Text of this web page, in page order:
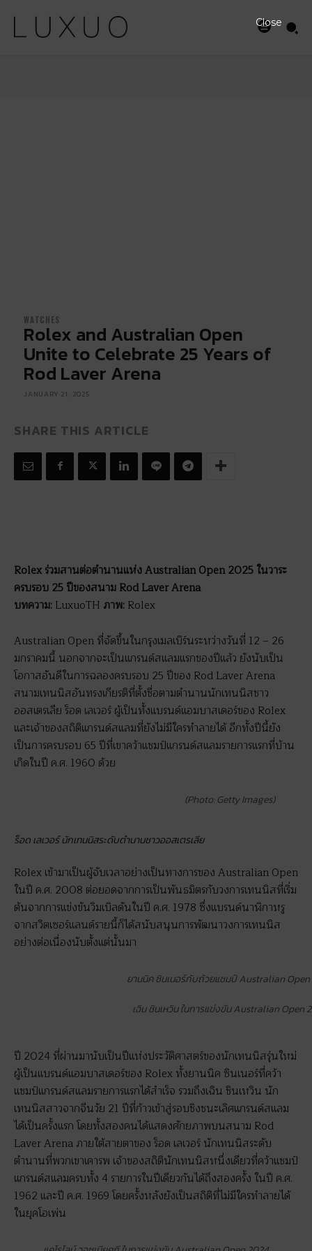
WATCHES
Rolex and Australian Open
Unite to Celebrate 25 Years of
Rod Laver Arena
JANUARY 21, 2025
SHARE THIS ARTICLE
Rolex ร่วมสานต่อตำนานแห่ง Australian Open 2025 ในวาระ
ครบรอบ 25 ปีของสนาม Rod Laver Arena
บทความ: LuxuoTH ภาพ: Rolex
Australian Open ที่จัดขึ้นในกรุงเมลเบิร์นระหว่างวันที่ 12 – 26
มกราคมนี้ นอกจากจะเป็นแกรนด์สแลมแรกของปีแล้ว ยังนับเป็น
โอกาสอันดีในการฉลองครบรอบ 25 ปีของ Rod Laver Arena
สนามเทนนิสอันทรงเกียรติที่ตั้งชื่อตามตำนานนักเทนนิสชาว
ออสเตรเลีย ร็อด เลเวอร์ ผู้เป็นทั้งแบรนด์แอมบาสเดอร์ของ Rolex
และเจ้าของสถิติแกรนด์สแลมที่ยังไม่มีใครทำลายได้ อีกทั้งปีนี้ยัง
เป็นการครบรอบ 65 ปีที่เขาคว้าแชมป์แกรนด์สแลมรายการแรกที่บ้าน
เกิดในปี ค.ศ. 1960 ด้วย
(Photo: Getty Images)
ร็อด เลเวอร์ นักเทนนิสระดับตำนานชาวออสเตรเลีย
Rolex เข้ามาเป็นผู้จับเวลาอย่างเป็นทางการของ Australian Open
ในปี ค.ศ. 2008 ต่อยอดจากการเป็นพันธมิตรกับวงการเทนนิสที่เริ่ม
ต้นจากการแข่งขันวิมเบิลดันในปี ค.ศ. 1978 ซึ่งแบรนด์นาฬิกาหรู
จากสวิตเซอร์แลนด์รายนี้ก็ได้สนับสนุนการพัฒนาวงการเทนนิส
อย่างต่อเนื่องนับตั้งแต่นั้นมา
ยานนิค ซินเนอร์กับถ้วยแชมป์ Australian Open
เฉิน ชินเหวิน ในการแข่งขัน Australian Open
ปี 2024 ที่ผ่านมานับเป็นปีแห่งประวัติศาสตร์ของนักเทนนิสรุ่นใหม่
ผู้เป็นแบรนด์แอมบาสเดอร์ของ Rolex ทั้งยานนิค ซินเนอร์ที่คว้า
แชมป์แกรนด์สแลมรายการแรกได้สำเร็จ รวมถึงเฉิน ชินเหวิน นัก
เทนนิสสาวจากจีนวัย 21 ปีที่ก้าวเข้าสู่รอบชิงชนะเลิศแกรนด์สแลม
ได้เป็นครั้งแรก โดยทั้งสองคนได้แสดงศักยภาพบนสนาม Rod
Laver Arena ภายใต้สายตาของ ร็อด เลเวอร์ นักเทนนิสระดับ
ตำนานที่พวกเขาเคารพ เจ้าของสถิตินักเทนนิสหนึ่งเดียวที่คว้าแชมป์
แกรนด์สแลมครบทั้ง 4 รายการในปีเดียวกันได้ถึงสองครั้ง ในปี ค.ศ.
1962 และปี ค.ศ. 1969 โดยครั้งหลังยังเป็นสถิติที่ไม่มีใครทำลายได้
ในยุคโอเพ่น
Close